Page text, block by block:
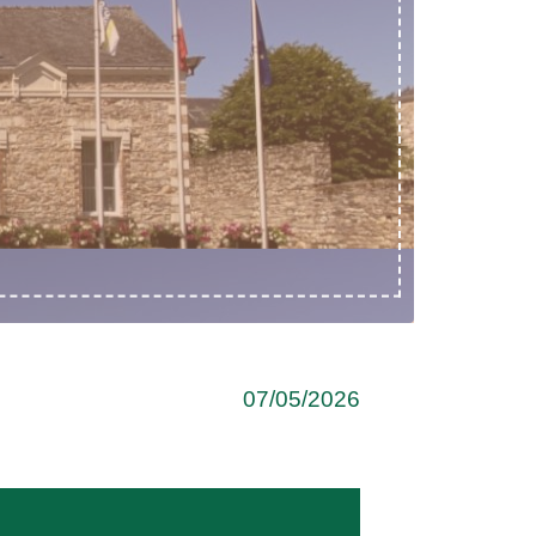
07/05/2026